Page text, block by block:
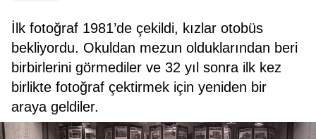
İlk fotoğraf 1981’de çekildi, kızlar otobüs
bekliyordu. Okuldan mezun olduklarından beri
birbirlerini görmediler ve 32 yıl sonra ilk kez
birlikte fotoğraf çektirmek için yeniden bir
araya geldiler.